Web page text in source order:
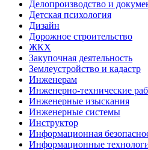
Делопроизводство и
Детская психология
Дизайн
Дорожное строительство
ЖКХ
Закупочная деятельность
Землеустройство и кадастр
Инженерам
Инженерно-технические
Инженерные изыскания
Инженерные системы
Инструктор
Информационная
Информационные